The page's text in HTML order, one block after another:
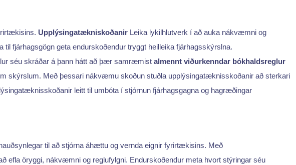
Upplýsingatækniskoðanir Leika lykilhlutverk í að auka nákvæmni og
fjárhagsgögn geta endurskoðendur tryggt heilleika fjárhagsskýrslna.
séu skráðar á þann hátt að þær samræmist almennt viðurkenndar bókhaldsreglur
skýrslum. Með þessari nákvæmu skoðun stuðla upplýsingatæknisskoðanir að sterkari
leitt til umbóta í stjórnun fjárhagsgagna og hagræðingar
til að stjórna áhættu og vernda eignir fyrirtækisins. Með
efla öryggi, nákvæmni og reglufylgni. Endurskoðendur meta hvort stýringar séu